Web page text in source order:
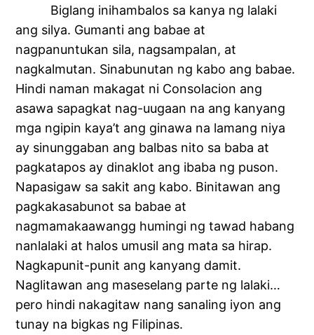
Biglang inihambalos sa kanya ng lalaki
ang silya. Gumanti ang babae at
nagpanuntukan sila, nagsampalan, at
nagkalmutan. Sinabunutan ng kabo ang babae.
Hindi naman makagat ni Consolacion ang
asawa sapagkat nag-uugaan na ang kanyang
mga ngipin kaya’t ang ginawa na lamang niya
ay sinunggaban ang balbas nito sa baba at
pagkatapos ay dinaklot ang ibaba ng puson.
Napasigaw sa sakit ang kabo. Binitawan ang
pagkakasabunot sa babae at
nagmamakaawangg humingi ng tawad habang
nanlalaki at halos umusil ang mata sa hirap.
Nagkapunit-punit ang kanyang damit.
Naglitawan ang maseselang parte ng lalaki…
pero hindi nakagitaw nang sanaling iyon ang
tunay na bigkas ng Filipinas.